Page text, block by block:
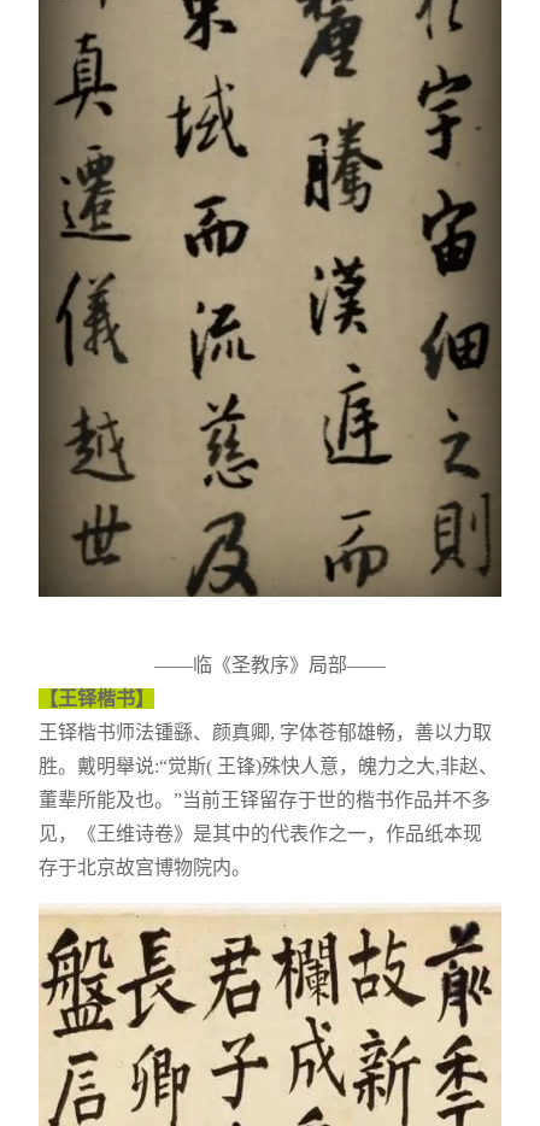
——临《圣教序》局部——
【王铎楷书】
王铎楷书师法锺繇、颜真卿, 字体苍郁雄畅，善以力取
胜。戴明舉说:“觉斯( 王锋)殊快人意，魄力之大,非赵、
董辈所能及也。”当前王铎留存于世的楷书作品并不多
见，《王维诗卷》是其中的代表作之一，作品纸本现
存于北京故宫博物院内。